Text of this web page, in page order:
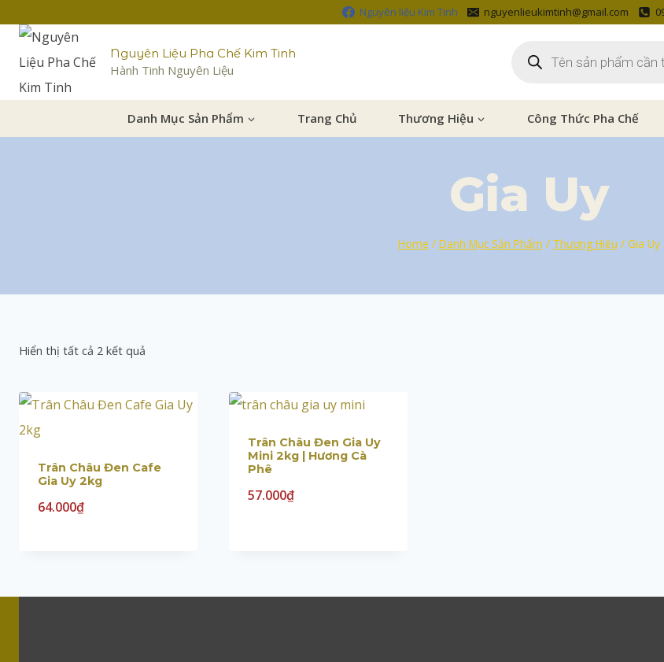
Nguyên liệu Kim Tinh nguyenlieukimtinh@gmail.com
Nguyên Liệu Pha Chế Kim Tinh
Hành Tinh Nguyên Liệu
Danh Mục Sản Phẩm Trang Chủ Thương Hiệu Công Thức Pha Chế
Gia Uy
Home / Danh Mục Sản Phẩm / Thương Hiệu / Gia Uy
Hiển thị tất cả 2 kết quả
Trân Châu Đen Cafe
Gia Uy 2kg
64.000₫
Trân Châu Đen Gia Uy
Mini 2kg | Hương Cà
Phê
57.000₫